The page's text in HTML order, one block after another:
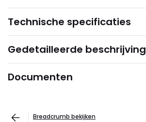
Technische specificaties
Gedetailleerde beschrijving
Documenten
Breadcrumb bekijken